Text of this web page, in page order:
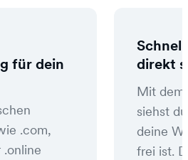
für dein
.com,
.online
direkt
Mit dem
siehst
deine
frei ist.